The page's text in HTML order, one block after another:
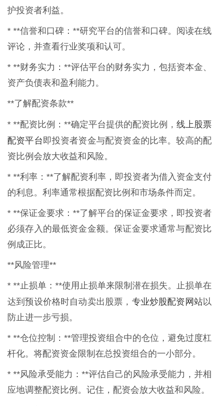
护投资者利益。
* **信誉和口碑：**研究平台的信誉和口碑。阅读在线
评论，并查看行业奖项和认可。
* **财务实力：**评估平台的财务实力，包括资本金、
资产负债表和盈利能力。
**了解配资条款**
* **配资比例：**确定平台提供的配资比例， 线上股票
配资平台即投资者资金与配资资金的比率。较高的配
资比例会放大收益和风险。
* **利率：**了解配资利率，即投资者为借入资金支付
的利息。利率通常根据配资比例和市场条件而定。
* **保证金要求：**了解平台的保证金要求，即投资者
必须存入的最低资金金额。保证金要求通常与配资比
例成正比。
**风险管理**
* **止损单：**使用止损单来限制潜在损失。止损单在
达到预设价格时自动卖出股票， 专业炒股配资网站以
防止进一步亏损。
* **仓位控制：**管理投资组合中的仓位，避免过度杠
杆化。将配资资金限制在总投资组合的一小部分。
* **风险承受能力：**评估自己的风险承受能力，并相
应地调整配资比例。记住，配资会放大收益和风险。